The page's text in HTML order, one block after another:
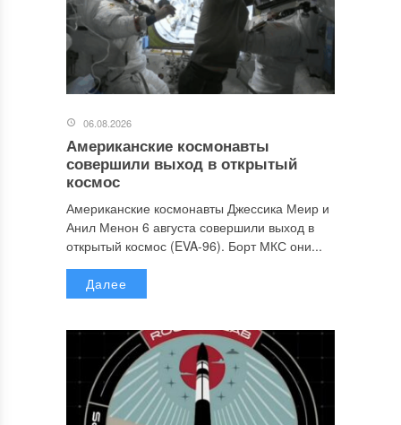
06.08.2026
Американские космонавты
совершили выход в открытый
космос
Американские космонавты Джессика Меир и
Анил Менон 6 августа совершили выход в
открытый космос (EVA-96). Борт МКС они...
Далее